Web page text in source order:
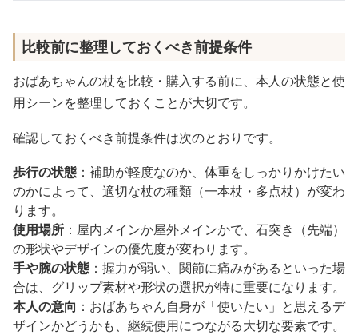
比較前に整理しておくべき前提条件
おばあちゃんの杖を比較・購入する前に、本人の状態と使
用シーンを整理しておくことが大切です。
確認しておくべき前提条件は次のとおりです。
歩行の状態 ：補助が軽度なのか、体重をしっかりかけたい
のかによって、適切な杖の種類（一本杖・多点杖）が変わ
ります。
使用場所 ：屋内メインか屋外メインかで、石突き（先端）
の形状やデザインの優先度が変わります。
手や腕の状態 ：握力が弱い、関節に痛みがあるといった場
合は、グリップ素材や形状の選択が特に重要になります。
本人の意向 ：おばあちゃん自身が「使いたい」と思えるデ
ザインかどうかも、継続使用につながる大切な要素です。